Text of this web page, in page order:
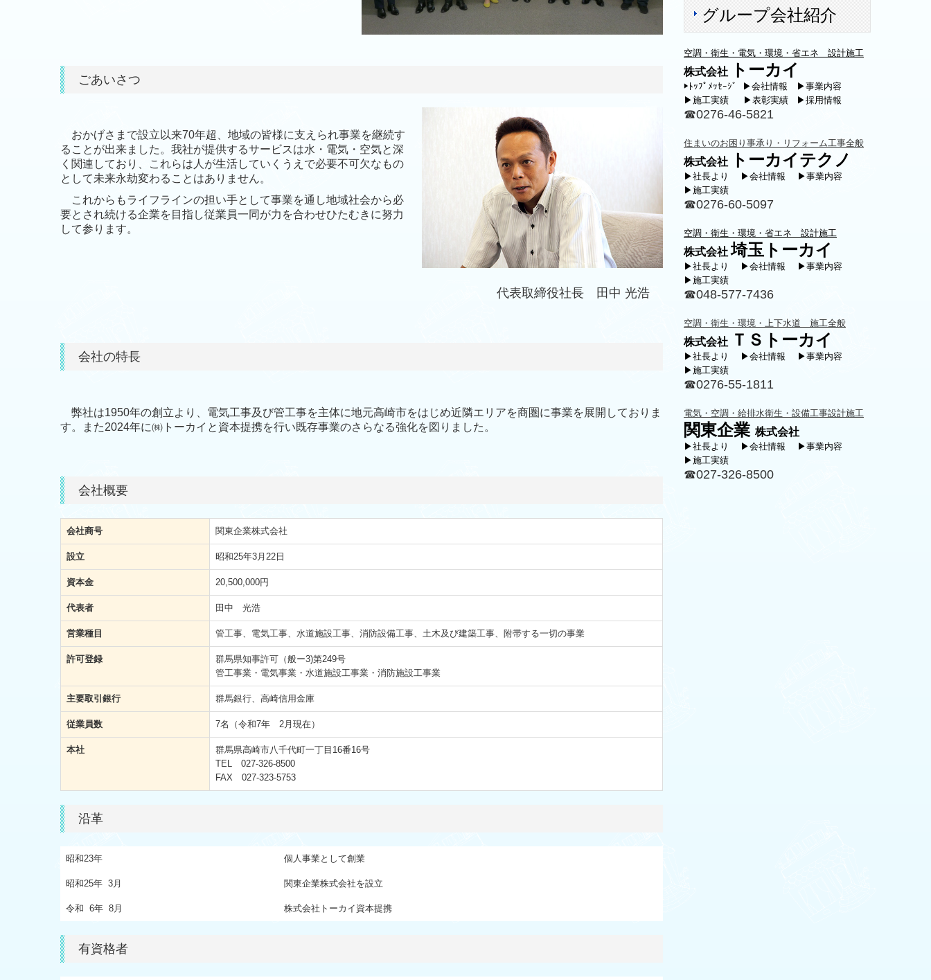
ごあいさつ
おかげさまで設立以来70年超、地域の皆様に支えられ事業を継続す
ることが出来ました。我社が提供するサービスは水・電気・空気と深
く関連しており、これらは人が生活していくうえで必要不可欠なもの
として未来永劫変わることはありません。
これからもライフラインの担い手として事業を通し地域社会から必
要とされ続ける企業を目指し従業員一同が力を合わせひたむきに努力
して参ります。
代表取締役社長 田中 光浩
会社の特長
弊社は1950年の創立より、電気工事及び管工事を主体に地元高崎市をはじめ近隣エリアを商圏に事業を展開しておりま
す。また2024年に㈱トーカイと資本提携を行い既存事業のさらなる強化を図りました。
会社概要
会社商号 関東企業株式会社
設立 昭和25年3月22日
資本金 20,500,000円
代表者 田中 光浩
営業種目 管工事、電気工事、水道施設工事、消防設備工事、土木及び建築工事、附帯する一切の事業
許可登録
群馬県知事許可（般ー3)第249号
管工事業・電気事業・水道施設工事業・消防施設工事業
主要取引銀行 群馬銀行、高崎信用金庫
従業員数 7名（令和7年 2月現在）
本社
群馬県高崎市八千代町一丁目16番16号
TEL 027-326-8500
FAX 027-323-5753
沿革
昭和23年 個人事業として創業
昭和25年 3月 関東企業株式会社を設立
令和 6年 8月 株式会社トーカイ資本提携
有資格者
グループ会社紹介
空調・衛生・電気・環境・省エネ 設計施工
株式会社 トーカイ
▶ ﾄｯﾌﾟﾒｯｾｰｼﾞ ▶会社情報
▶事業内容
▶施工実績
▶表彰実績 ▶採用情報
☎0276-46-5821
住まいのお困り事承り・リフォーム工事全般
株式会社 トーカイテクノ
▶社長より ▶会社情報
▶事業内容
▶施工実績
☎0276-60-5097
空調・衛生・環境・省エネ 設計施工
株式会社 埼玉トーカイ
▶社長より ▶会社情報
▶事業内容
▶施工実績
☎048-577-7436
空調・衛生・環境・上下水道 施工全般
株式会社 ＴＳトーカイ
▶社長より ▶会社情報
▶事業内容
▶施工実績
☎0276-55-1811
電気・空調・給排水衛生・設備工事設計施工
関東企業 株式会社
▶社長より ▶会社情報 ▶事業内容
▶施工実績
☎027-326-8500